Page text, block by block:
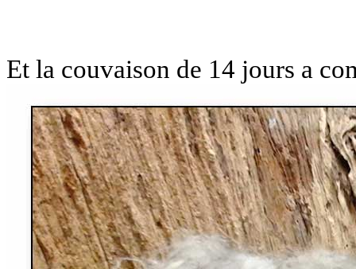
Et la couvaison de 14 jours a